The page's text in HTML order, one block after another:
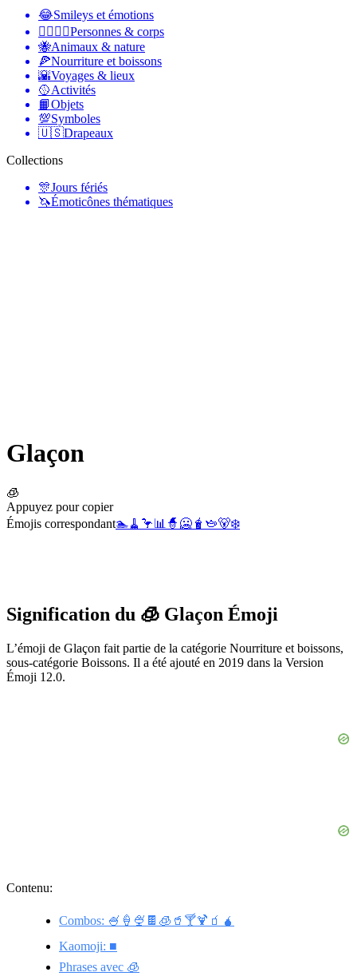
😂Smileys et émotions
👩‍❤️‍💋‍👨Personnes & corps
🐝Animaux & nature
🍕Nourriture et boissons
🌇Voyages & lieux
🥎Activités
📙Objets
💯Symboles
🇺🇸Drapeaux
Collections
🎊Jours fériés
🦄Émoticônes thématiques
Glaçon
🧊
Appuyez pour copier
Émojis correspondant🏊🧹 🦩📊 🧙 🥶 🧋 🫖🐻‍❄️
Signification du 🧊 Glaçon Émoji
L’émoji de Glaçon fait partie de la catégorie Nourriture et boissons,
sous-catégorie Boissons. Il a été ajouté en 2019 dans la Version
Émoji 12.0.
Contenu:
Combos: 🍧🍦🍨🍫🧊🥤🍸🍹🧃🧉
Kaomoji: ■
Phrases avec 🧊